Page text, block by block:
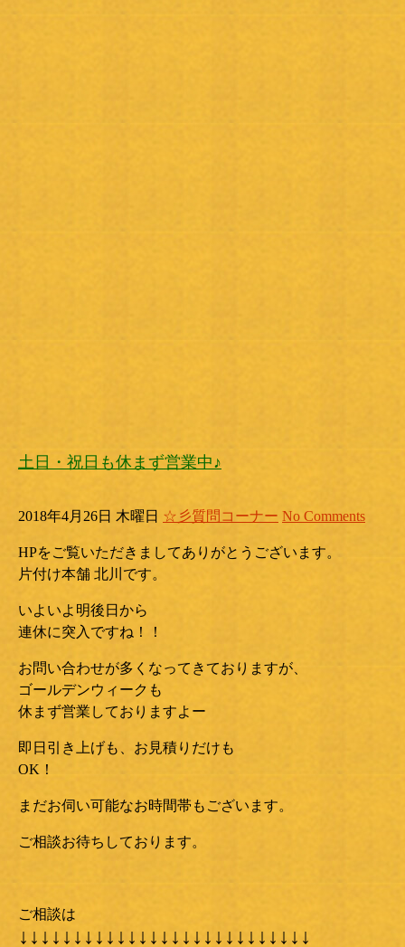
土日・祝日も休まず営業中♪
2018年4月26日 木曜日 ☆彡質問コーナー No Comments
HPをご覧いただきましてありがとうございます。
片付け本舗 北川です。
いよいよ明後日から
連休に突入ですね！！
お問い合わせが多くなってきておりますが、
ゴールデンウィークも
休まず営業しておりますよー
即日引き上げも、お見積りだけも
OK！
まだお伺い可能なお時間帯もございます。
ご相談お待ちしております。
ご相談は
↓↓↓↓↓↓↓↓↓↓↓↓↓↓↓↓↓↓↓↓↓↓↓↓↓↓↓